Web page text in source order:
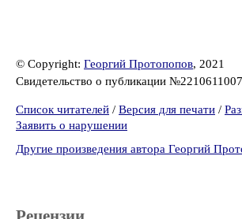
© Copyright: Георгий Протопопов, 2021
Свидетельство о публикации
Список читателей / Версия для печати /
Заявить о нарушении
Другие произведения автора Георгий